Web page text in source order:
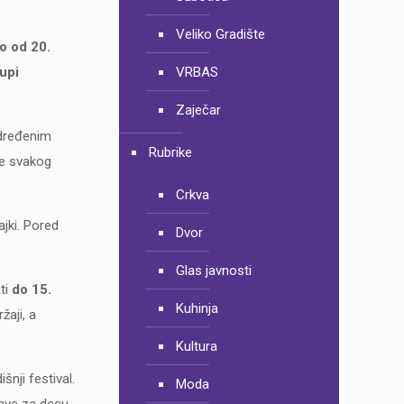
od 20.
svakog
Pored
do 15.
a
festival.
Veliko Gradište
VRBAS
Zaječar
Rubrike
Crkva
Dvor
Glas javnosti
Kuhinja
Kultura
Moda